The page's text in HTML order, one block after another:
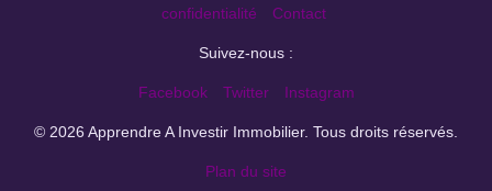
confidentialité
Contact
Suivez-nous :
Facebook Twitter Instagram
© 2026 Apprendre A Investir Immobilier. Tous droits réservés.
Plan du site